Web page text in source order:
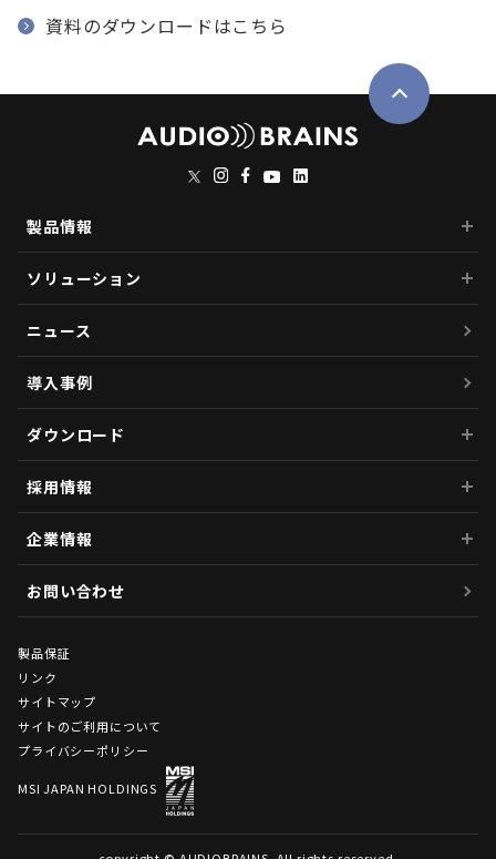
資料のダウンロードはこちら
製品情報
ソリューション
ニュース
導入事例
ダウンロード
採用情報
企業情報
お問い合わせ
製品保証
リンク
サイトマップ
サイトのご利用について
プライバシーポリシー
MSI JAPAN HOLDINGS